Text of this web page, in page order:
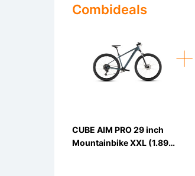
Combideals
CUBE AIM PRO 29 inch
Mountainbike XXL (1.89m